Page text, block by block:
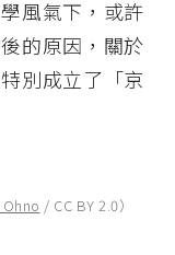
風氣下，或許
的原因，關於
別成立了「京
/ CC BY 2.0）